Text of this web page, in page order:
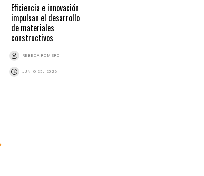
Eficiencia e innovación
impulsan el desarrollo
de materiales
constructivos
REBECA ROMERO
JUNIO 25, 2026